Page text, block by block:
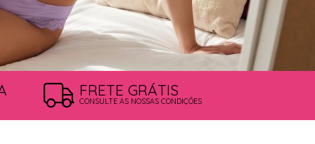
FRETE GRÁTIS
CONSULTE AS NOSSAS CONDIÇÕES